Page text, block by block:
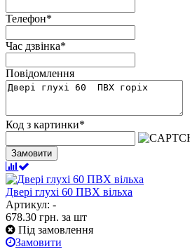
Телефон*
Час дзвінка*
Повідомлення
Код з картинки*
Замовити
Двері глухі 60 ПВХ вільха
Артикул: -
678.30 грн. за шт
Під замовлення
Замовити